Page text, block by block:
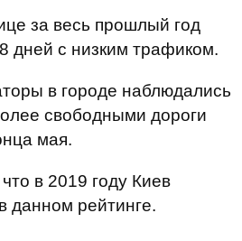
за весь прошлый год
дней с низким трафиком.
в городе наблюдались
свободными дороги
мая.
в 2019 году Киев
данном рейтинге.